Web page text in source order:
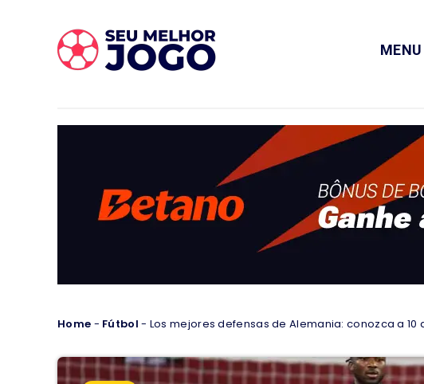
MENU
Home - Fútbol - Los mejores defensas de Alemania: conozca a